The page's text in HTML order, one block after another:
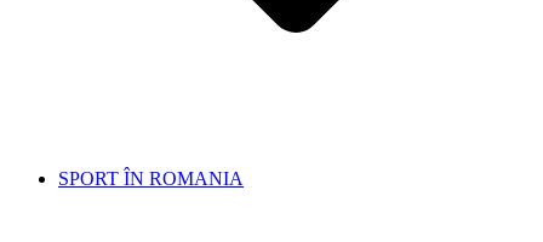
SPORT ÎN ROMANIA